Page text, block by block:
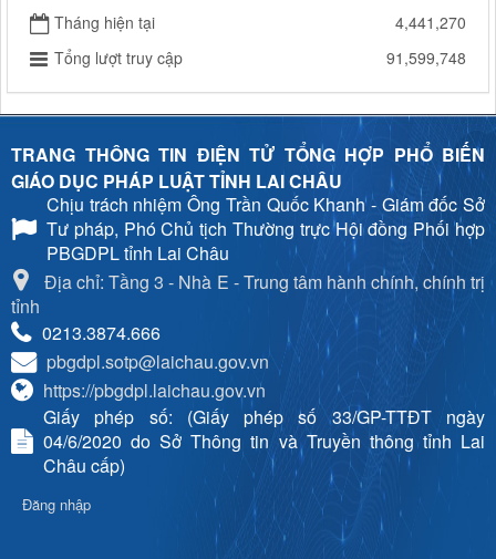
Tháng hiện tại
4,441,270
Tổng lượt truy cập
91,599,748
TRANG THÔNG TIN ĐIỆN TỬ TỔNG HỢP PHỔ BIẾN
GIÁO DỤC PHÁP LUẬT TỈNH LAI CHÂU
Chịu trách nhiệmÔng Trần Quốc Khanh - Giám đốc Sở
Tư pháp, Phó Chủ tịch Thường trực Hội đồng Phối hợp
PBGDPL tỉnh Lai Châu
Địa chỉ: Tầng 3 - Nhà E - Trung tâm hành chính, chính trị
tỉnh
0213.3874.666
pbgdpl.sotp@laichau.gov.vn
https://pbgdpl.laichau.gov.vn
Giấy phép số: (Giấy phép số 33/GP-TTĐT ngày
04/6/2020 do Sở Thông tin và Truyền thông tỉnh Lai
Châu cấp)
Đăng nhập